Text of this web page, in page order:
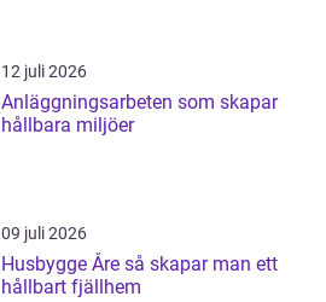
12 juli 2026
Anläggningsarbeten som skapar
hållbara miljöer
09 juli 2026
Husbygge Åre så skapar man ett
hållbart fjällhem